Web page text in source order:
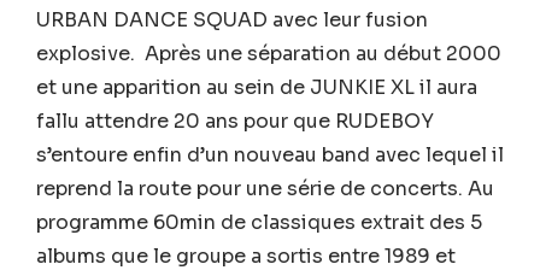
URBAN DANCE SQUAD avec leur fusion
explosive. Après une séparation au début 2000
et une apparition au sein de JUNKIE XL il aura
fallu attendre 20 ans pour que RUDEBOY
s’entoure enfin d’un nouveau band avec lequel il
reprend la route pour une série de concerts. Au
programme 60min de classiques extrait des 5
albums que le groupe a sortis entre 1989 et